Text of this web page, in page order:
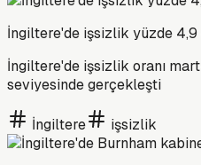
İngiltere'de işsizlik yüzde 4,9
İngiltere'de işsizlik oranı
seviyesinde gerçekleşti
İngiltere işsizlik